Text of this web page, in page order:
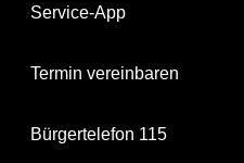
Service-App
Termin vereinbaren
Bürgertelefon 115